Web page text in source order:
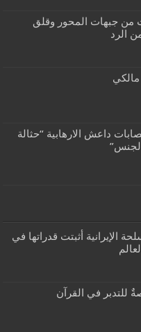
من جبهات المحور وقلق
الرد
مالكي
داعش الارهابية “حثالة
الإيرانية أثبتت قدراتها في
للتدبر في القرآن